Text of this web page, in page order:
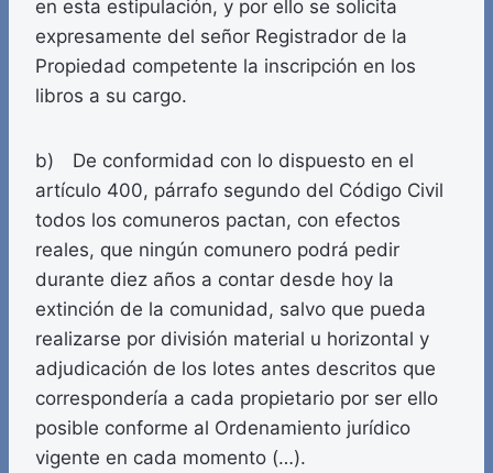
en esta estipulación, y por ello se solicita
expresamente del señor Registrador de la
Propiedad competente la inscripción en los
libros a su cargo.
b) De conformidad con lo dispuesto en el
artículo 400, párrafo segundo del Código Civil
todos los comuneros pactan, con efectos
reales, que ningún comunero podrá pedir
durante diez años a contar desde hoy la
extinción de la comunidad, salvo que pueda
realizarse por división material u horizontal y
adjudicación de los lotes antes descritos que
correspondería a cada propietario por ser ello
posible conforme al Ordenamiento jurídico
vigente en cada momento (…).